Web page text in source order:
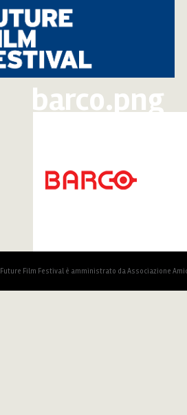
barco.png
Future Film Festival è amministrato da Associazione